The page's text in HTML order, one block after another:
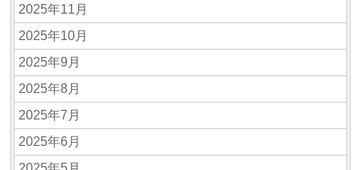
2025年11月
2025年10月
2025年9月
2025年8月
2025年7月
2025年6月